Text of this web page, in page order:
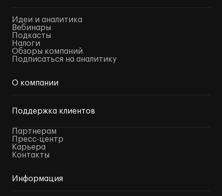
Идеи и аналитика
Вебинары
Подкасты
Налоги
Обзоры компаний
Подписаться на аналитику
О компании
Поддержка клиентов
Партнерам
Пресс-центр
Карьера
Контакты
Информация